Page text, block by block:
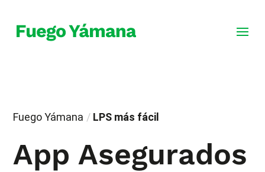
Fuego Yámana / LPS más fácil
App Asegurados